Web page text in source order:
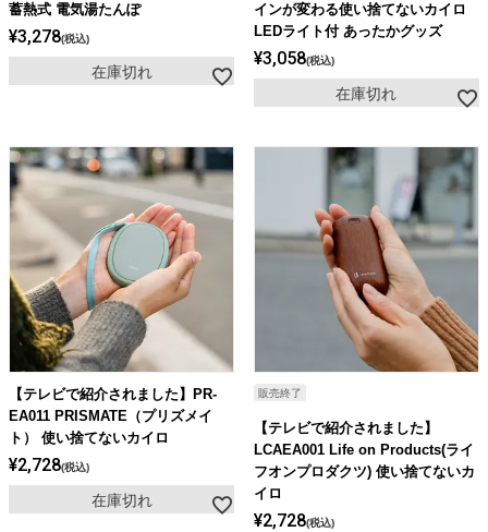
蓄熱式 電気湯たんぽ
¥3,278 税込
在庫切れ
インが変わる使い捨てないカイロ
LEDライト付 あったかグッズ
¥3,058 税込
在庫切れ
【テレビで紹介されました】PR-
EA011 PRISMATE（プリズメイ
ト） 使い捨てないカイロ
¥2,728 税込
在庫切れ
販売終了
【テレビで紹介されました】
LCAEA001 Life on Products(ライ
フオンプロダクツ) 使い捨てないカ
イロ
¥2,728 税込